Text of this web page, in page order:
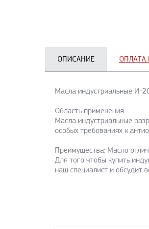
ОПИСАНИЕ ОПЛАТА
Масла индустриальные И-
Область применения
Масла индустриальные
особых требованиях к
Преимущества: Масло
Для того чтобы купить
наш специалист и обсудит